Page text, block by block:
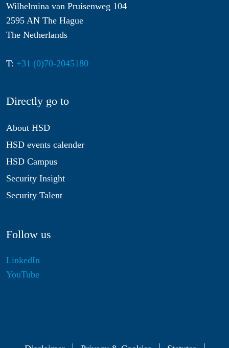
Wilhelmina van Pruisenweg 104
2595 AN The Hague
The Netherlands
T: +31 (0)70-2045180
Directly go to
About HSD
HSD events calender
HSD Campus
Security Insight
Security Talent
Follow us
LinkedIn
YouTube